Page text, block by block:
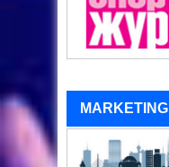
MARKETING